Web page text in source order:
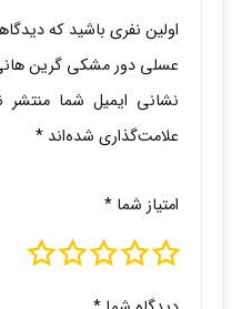
اولین نفری باشید که
عسلی دور مشکی گرین
نشانی ایمیل شما
علامت‌گذاری شده‌اند *
امتیاز شما *